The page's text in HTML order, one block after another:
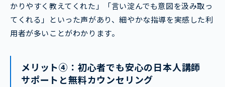
かりやすく教えてくれた」「言い淀んでも意図を汲み取っ
てくれる」といった声があり、細やかな指導を実感した利
用者が多いことがわかります。
メリット④：初心者でも安心の日本人講師
サポートと無料カウンセリング